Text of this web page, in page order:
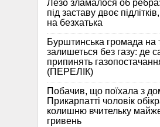
Лезо зламалося об
під заставу двоє
на безхатька
Бурштинська громада на
залишеться без газу: де
припинять
(ПЕРЕЛІК)
Побачив, що поїхала з
Прикарпатті чоловік
колишню вчительку
гривень